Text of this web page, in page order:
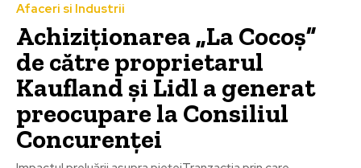
Afaceri si Industrii
Achiziționarea „La Cocoș”
de către proprietarul
Kaufland și Lidl a generat
preocupare la Consiliul
Concurenței